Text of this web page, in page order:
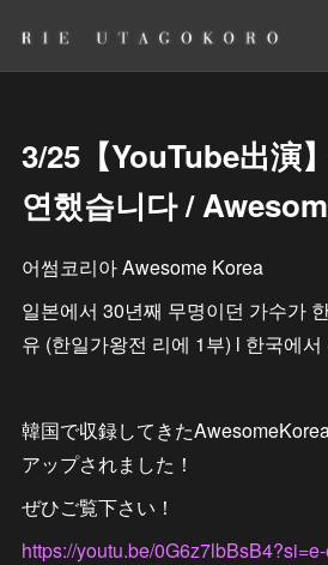
3/25【YouTube出演
연했습니다 /
어썸코리아 Awesome Korea
일본에서 30년째 무명이던 가수가
유 (한일가왕전 리에 1부) l 한국에서
韓国で収録してきた
アップされました！
ぜひご覧下さい！
https://youtu.be/